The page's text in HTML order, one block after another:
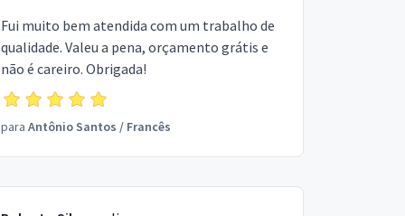
Fui muito bem atendida com um trabalho de
qualidade. Valeu a pena, orçamento grátis e
não é careiro. Obrigada!
para Antônio Santos / Francês